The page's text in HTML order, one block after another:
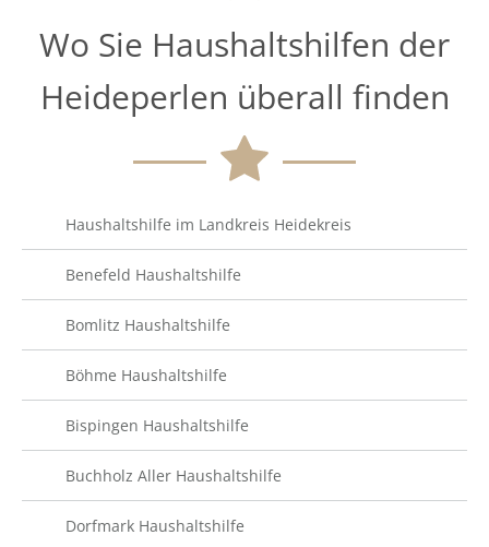
Wo Sie Haushaltshilfen der
Heideperlen überall finden
Haushaltshilfe im Landkreis Heidekreis
Benefeld Haushaltshilfe
Bomlitz Haushaltshilfe
Böhme Haushaltshilfe
Bispingen Haushaltshilfe
Buchholz Aller Haushaltshilfe
Dorfmark Haushaltshilfe